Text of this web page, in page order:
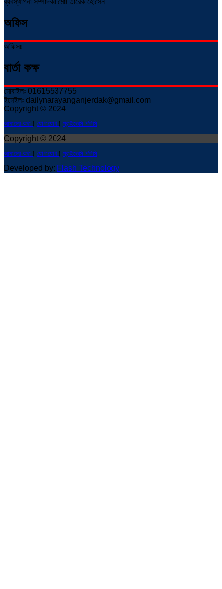
অফিস
অফিসঃ
বার্তা কক্ষ
মোবাইলঃ 01615537755
ইমেইলঃ dailynarayanganjerdak@gmail.com
Copyright © 2024
আমাদের কথা ! যোগাযোগ ! প্রাইভেসি পলিসি
Copyright © 2024
আমাদের কথা ! যোগাযোগ ! প্রাইভেসি পলিসি
Developed by: Flash Technology